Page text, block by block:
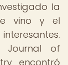
la
vino y el
Journal of
encontró